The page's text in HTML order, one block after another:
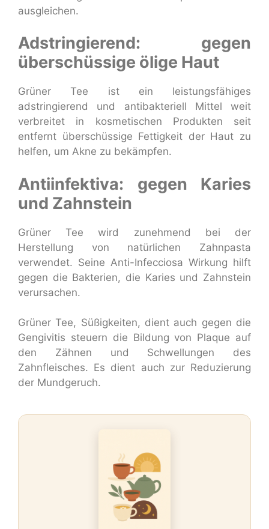
ausgleichen.
Adstringierend: gegen
überschüssige ölige Haut
Grüner Tee ist ein leistungsfähiges
adstringierend und antibakteriell Mittel weit
verbreitet in kosmetischen Produkten seit
entfernt überschüssige Fettigkeit der Haut zu
helfen, um Akne zu bekämpfen.
Antiinfektiva: gegen Karies
und Zahnstein
Grüner Tee wird zunehmend bei der
Herstellung von natürlichen Zahnpasta
verwendet. Seine Anti-Infecciosa Wirkung hilft
gegen die Bakterien, die Karies und Zahnstein
verursachen.
Grüner Tee, Süßigkeiten, dient auch gegen die
Gengivitis steuern die Bildung von Plaque auf
den Zähnen und Schwellungen des
Zahnfleisches. Es dient auch zur Reduzierung
der Mundgeruch.